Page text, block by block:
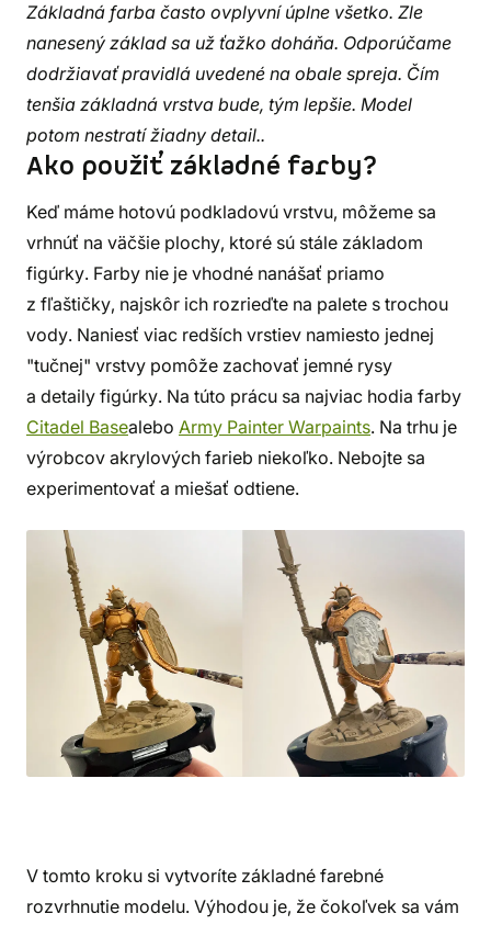
Základná farba často ovplyvní úplne všetko. Zle
nanesený základ sa už ťažko doháňa. Odporúčame
dodržiavať pravidlá uvedené na obale spreja. Čím
tenšia základná vrstva bude, tým lepšie. Model
potom nestratí žiadny detail..
Ako použiť základné farby?
Keď máme hotovú podkladovú vrstvu, môžeme sa
vrhnúť na väčšie plochy, ktoré sú stále základom
figúrky. Farby nie je vhodné nanášať priamo
z fľaštičky, najskôr ich rozrieďte na palete s trochou
vody. Naniesť viac redších vrstiev namiesto jednej
"tučnej" vrstvy pomôže zachovať jemné rysy
a detaily figúrky. Na túto prácu sa najviac hodia farby
Citadel Basealebo Army Painter Warpaints. Na trhu je
výrobcov akrylových farieb niekoľko. Nebojte sa
experimentovať a miešať odtiene.
V tomto kroku si vytvoríte základné farebné
rozvrhnutie modelu. Výhodou je, že čokoľvek sa vám